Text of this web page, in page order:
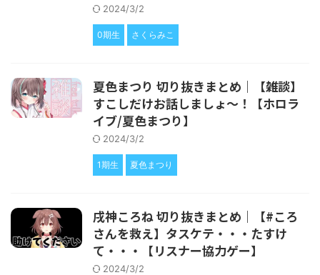
2024/3/2
0期生 さくらみこ
夏色まつり 切り抜きまとめ｜【雑談】
すこしだけお話しましょ～！【ホロラ
イブ/夏色まつり】
2024/3/2
1期生 夏色まつり
戌神ころね 切り抜きまとめ｜【#ころ
さんを救え】タスケテ・・・たすけ
て・・・【リスナー協力ゲー】
2024/3/2